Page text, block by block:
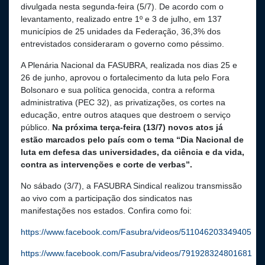
divulgada nesta segunda-feira (5/7). De acordo com o
levantamento, realizado entre 1º e 3 de julho, em 137
municípios de 25 unidades da Federação, 36,3% dos
entrevistados consideraram o governo como péssimo.
A Plenária Nacional da FASUBRA, realizada nos dias 25 e
26 de junho, aprovou o fortalecimento da luta pelo Fora
Bolsonaro e sua política genocida, contra a reforma
administrativa (PEC 32), as privatizações, os cortes na
educação, entre outros ataques que destroem o serviço
público. Na próxima terça-feira (13/7) novos atos já
estão marcados pelo país com o tema “Dia Nacional de
luta em defesa das universidades, da ciência e da vida,
contra as intervenções e corte de verbas”.
No sábado (3/7), a FASUBRA Sindical realizou transmissão
ao vivo com a participação dos sindicatos nas
manifestações nos estados. Confira como foi:
https://www.facebook.com/Fasubra/videos/511046203349405
https://www.facebook.com/Fasubra/videos/791928324801681